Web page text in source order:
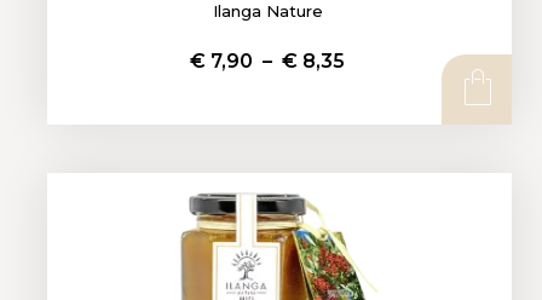
Ilanga Nature
€ 7,90 – € 8,35